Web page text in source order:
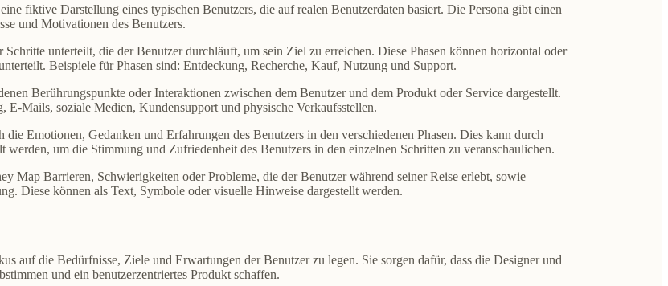
fiktive Darstellung eines typischen Benutzers, die auf realen Benutzerdaten basiert. Die Persona gibt einen
und Motivationen des Benutzers.
unterteilt, die der Benutzer durchläuft, um sein Ziel zu erreichen. Diese Phasen können horizontal oder
Beispiele für Phasen sind: Entdeckung, Recherche, Kauf, Nutzung und Support.
Berührungspunkte oder Interaktionen zwischen dem Benutzer und dem Produkt oder Service dargestellt.
E-Mails, soziale Medien, Kundensupport und physische Verkaufsstellen.
Emotionen, Gedanken und Erfahrungen des Benutzers in den verschiedenen Phasen. Dies kann durch
werden, um die Stimmung und Zufriedenheit des Benutzers in den einzelnen Schritten zu veranschaulichen.
Map Barrieren, Schwierigkeiten oder Probleme, die der Benutzer während seiner Reise erlebt, sowie
Diese können als Text, Symbole oder visuelle Hinweise dargestellt werden.
auf die Bedürfnisse, Ziele und Erwartungen der Benutzer zu legen. Sie sorgen dafür, dass die Designer und
und ein benutzerzentriertes Produkt schaffen.